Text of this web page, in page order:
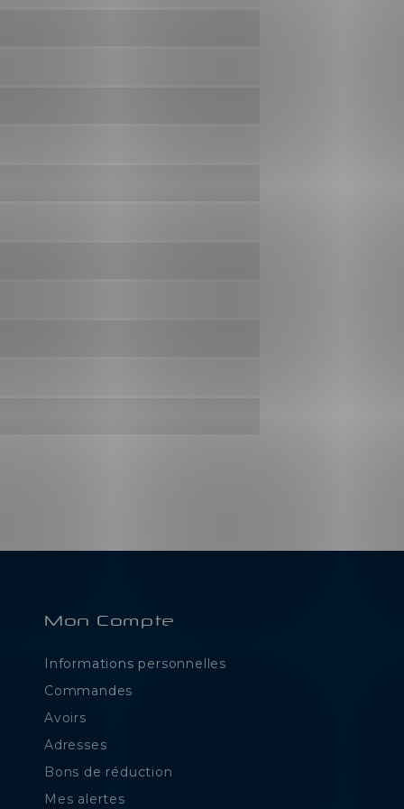
Mon Compte
Informations personnelles
Commandes
Avoirs
Adresses
Bons de réduction
Mes alertes